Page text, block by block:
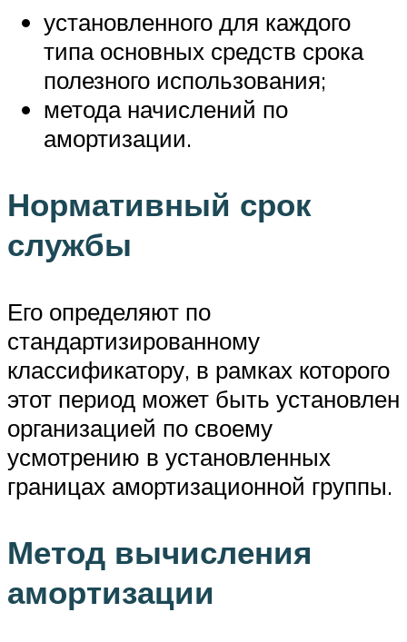
установленного для каждого
типа основных средств срока
полезного использования;
метода начислений по
амортизации.
Нормативный срок
службы
Его определяют по
стандартизированному
классификатору, в рамках которого
этот период может быть установлен
организацией по своему
усмотрению в установленных
границах амортизационной группы.
Метод вычисления
амортизации